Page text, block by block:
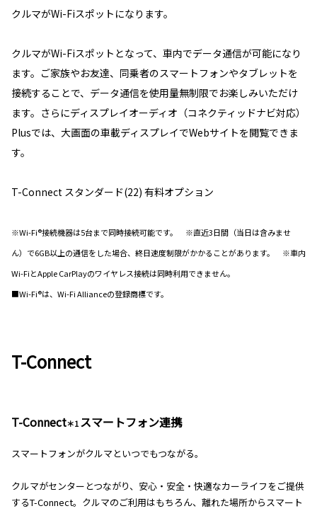
クルマがWi-Fiスポットになります。
クルマがWi-Fiスポットとなって、車内でデータ通信が可能になり
ます。ご家族やお友達、同乗者のスマートフォンやタブレットを
接続することで、データ通信を使用量無制限でお楽しみいただけ
ます。さらにディスプレイオーディオ（コネクティッドナビ対応）
Plusでは、大画面の車載ディスプレイでWebサイトを閲覧できま
す。
T-Connect スタンダード(22) 有料オプション
※Wi-Fi®接続機器は5台まで同時接続可能です。 ※直近3日間（当日は含みませ
ん）で6GB以上の通信をした場合、終日速度制限がかかることがあります。 ※車内
Wi-FiとApple CarPlayのワイヤレス接続は同時利用できません。
■Wi-Fi®は、Wi-Fi Allianceの登録商標です。
T-Connect
T-Connect＊1スマートフォン連携
スマートフォンがクルマといつでもつながる。
クルマがセンターとつながり、安心・安全・快適なカーライフをご提供
するT-Connect。クルマのご利用はもちろん、離れた場所からスマート